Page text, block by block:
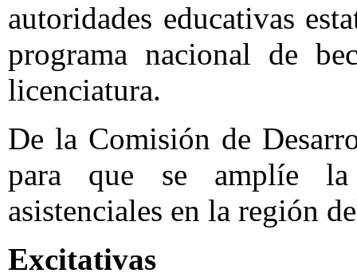
autoridades educativas
programa nacional de
licenciatura.
De la Comisión de
para que se amplíe la
asistenciales en la región
Excitativas